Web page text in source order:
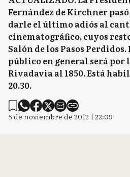
Fernández de Kirchner
darle el último adiós al
cinematográfico, cuyos
Salón de los Pasos
público en general será por
Rivadavia al 1850. Está
20.30.
5 de noviembre de 2012 | 22:09